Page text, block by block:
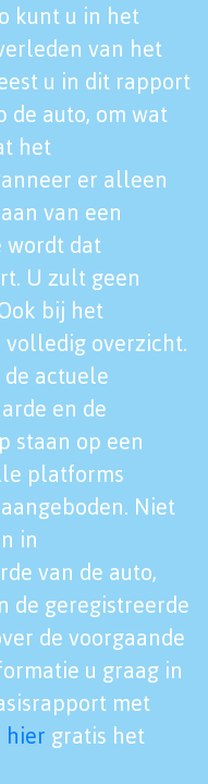
kunt u in het
van het
u in dit rapport
de auto, om wat
het
er alleen
van een
wordt dat
U zult geen
bij het
overzicht.
actuele
en de
staan op een
platforms
Niet
in
van de auto,
de geregistreerde
de voorgaande
u graag in
met
hier gratis het